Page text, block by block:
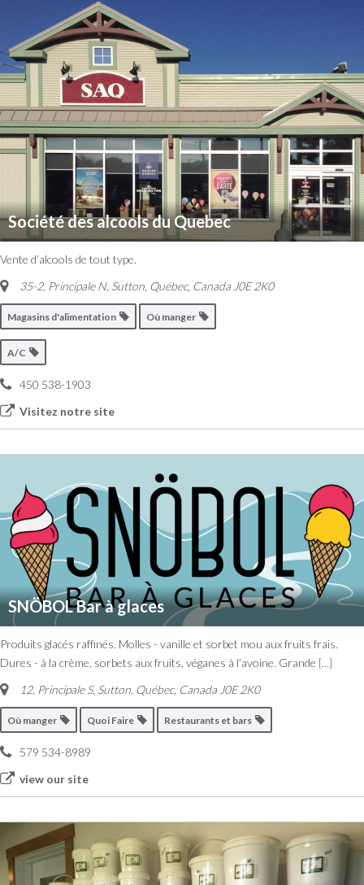
Société des alcools du Quebec
Vente d’alcools de tout type.
35-2, Principale N, Sutton Québec, Canada J0E 2K0
Magasins d'alimentation Où manger
A/C
450 538-1903
Visitez notre site
SNÖBOL Bar à glaces
Produits glacés raffinés. Molles - vanille et sorbet mou aux fruits frais.
Dures - à la crème, sorbets aux fruits, véganes à l’avoine. Grande [...]
12, Principale S, Sutton, Québec, Canada J0E 2K0
Où manger Quoi Faire Restaurants et bars
579 534-8989
view our site